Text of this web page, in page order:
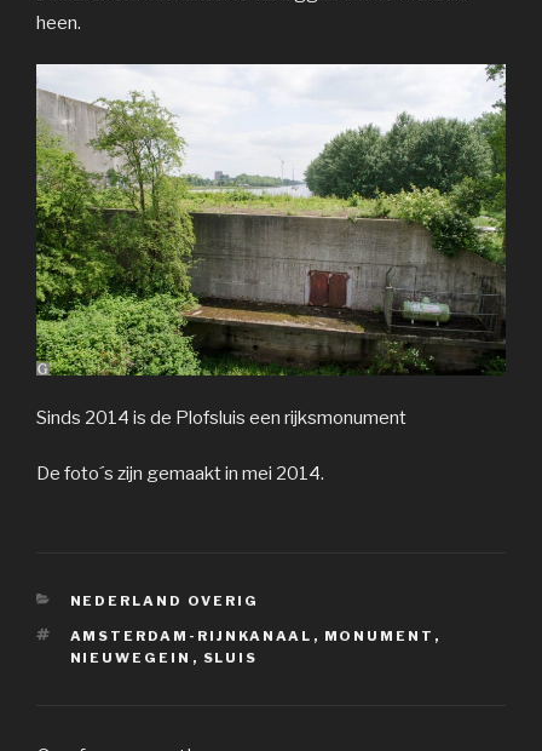
heen.
Sinds 2014 is de Plofsluis een rijksmonument
De foto´s zijn gemaakt in mei 2014.
CATEGORIEËN
NEDERLAND OVERIG
TAGS
AMSTERDAM-RIJNKANAAL , MONUMENT ,
NIEUWEGEIN , SLUIS